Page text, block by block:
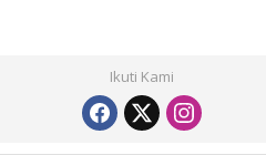
Ikuti Kami